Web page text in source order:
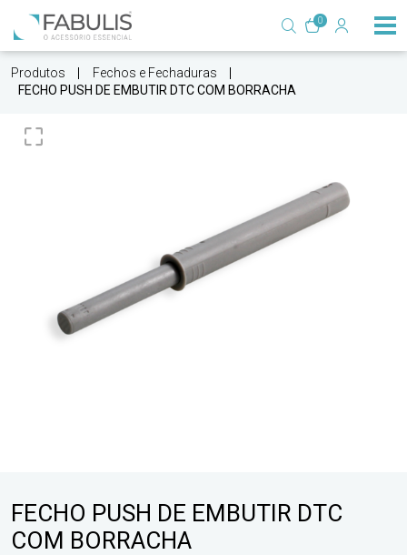
0
Produtos
Fechos e Fechaduras
FECHO PUSH DE EMBUTIR DTC COM BORRACHA
FECHO PUSH DE EMBUTIR DTC
COM BORRACHA